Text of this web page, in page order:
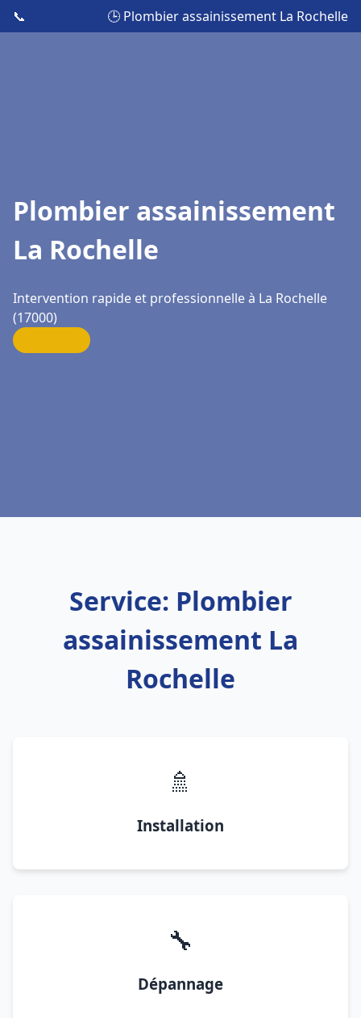
📞 🕒 Plombier assainissement La Rochelle
Plombier assainissement
La Rochelle
Intervention rapide et professionnelle à La Rochelle
(17000)
Service: Plombier
assainissement La
Rochelle
🚿
Installation
🔧
Dépannage